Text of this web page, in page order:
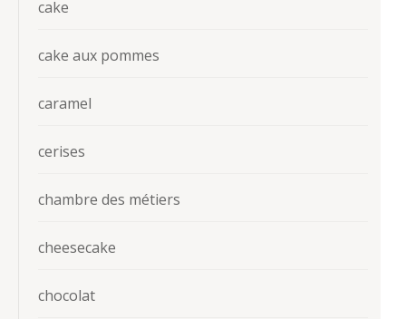
cake
cake aux pommes
caramel
cerises
chambre des métiers
cheesecake
chocolat